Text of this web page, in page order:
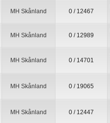
MH Skånland 0 / 12467
MH Skånland 0 / 12989
MH Skånland 0 / 14701
MH Skånland 0 / 19065
MH Skånland 0 / 12447